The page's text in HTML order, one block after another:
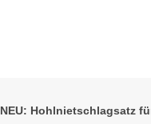
NEU: Hohlnietschlagsatz